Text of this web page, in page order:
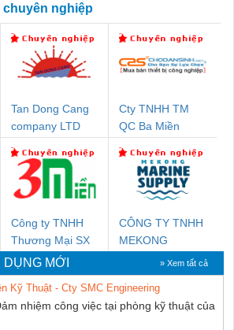
chuyên nghiệp
Tan Dong Cang
company LTD
Cty TNHH TM
QC Ba Miền
Công ty TNHH
Thương Mại SX
Ba Miền
CÔNG TY TNHH
MEKONG
SUPPLY
MỚI » Xem tất cả
Kỹ Thuật - Cty SMC Engineering
nhiệm công việc tại phòng kỹ thuật của